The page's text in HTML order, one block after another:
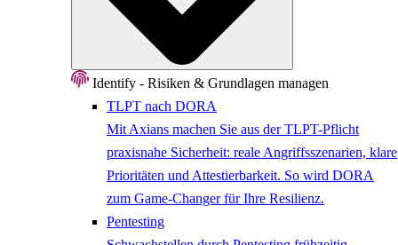
Identify - Risiken & Grundlagen managen
TLPT nach DORA
Mit Axians machen Sie aus der TLPT-Pflicht
praxisnahe Sicherheit: reale Angriffsszenarien, klare
Prioritäten und Attestierbarkeit. So wird DORA
zum Game-Changer für Ihre Resilienz.
Pentesting